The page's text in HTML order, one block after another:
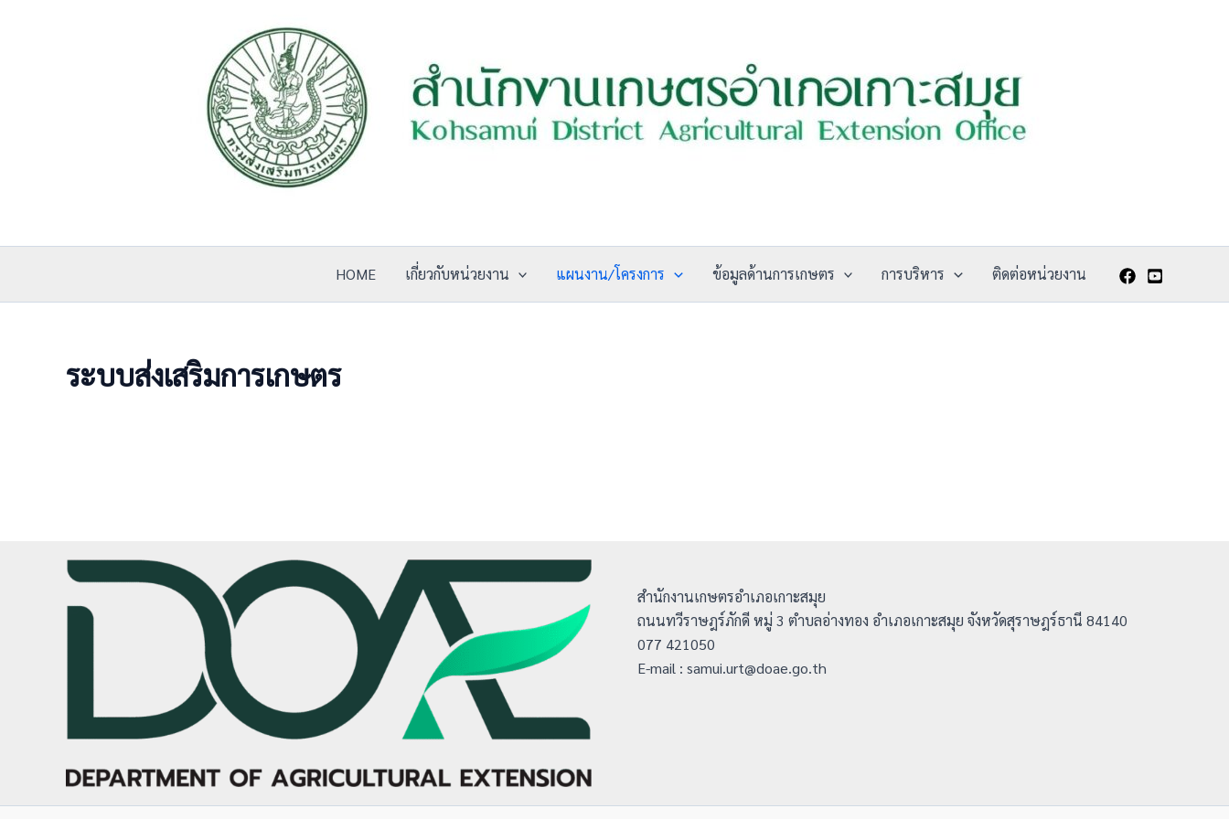
HOME เกี่ยวกับหน่วยงาน แผนงาน/โครงการ ข้อมูลด้านการเกษตร การบริหาร ติดต่อหน่วยงาน
ระบบส่งเสริมการเกษตร
สำนักงานเกษตรอำเภอเกาะสมุย
ถนนทวีราษฎร์ภักดี หมู่ 3 ตำบลอ่างทอง อำเภอเกาะสมุย จังหวัดสุราษฎร์ธานี 84140
077 421050
E-mail : samui.urt@doae.go.th